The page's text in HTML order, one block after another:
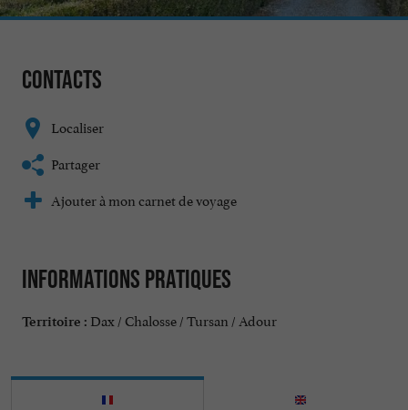
Contacts
Localiser
Partager
Ajouter à mon carnet de voyage
Informations pratiques
Territoire : Dax / Chalosse / Tursan / Adour